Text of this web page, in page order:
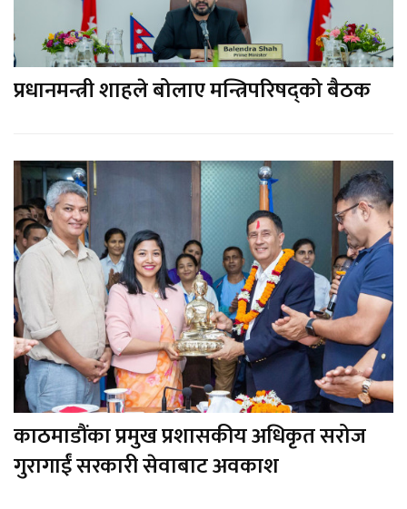
प्रधानमन्त्री शाहले बोलाए मन्त्रिपरिषद्को बैठक
काठमाडौंका प्रमुख प्रशासकीय अधिकृत सरोज
गुरागाईं सरकारी सेवाबाट अवकाश